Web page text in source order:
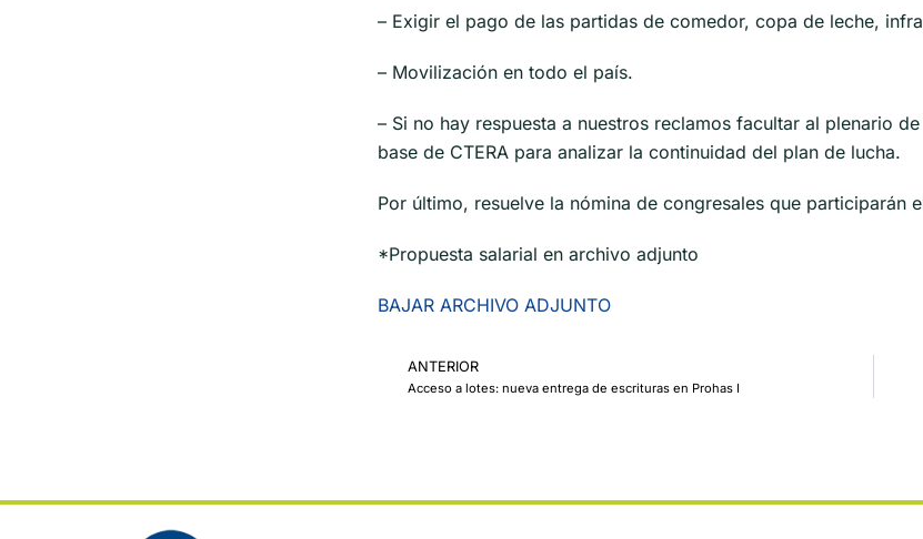
– Exigir el pago de las partidas de comedor, copa de leche,
– Movilización en todo el país.
– Si no hay respuesta a nuestros reclamos facultar al plenario
base de CTERA para analizar la continuidad del plan de lucha.
Por último, resuelve la nómina de congresales que participarán
*Propuesta salarial en archivo adjunto
BAJAR ARCHIVO ADJUNTO
ANTERIOR
Acceso a lotes: nueva entrega de escrituras en Prohas I